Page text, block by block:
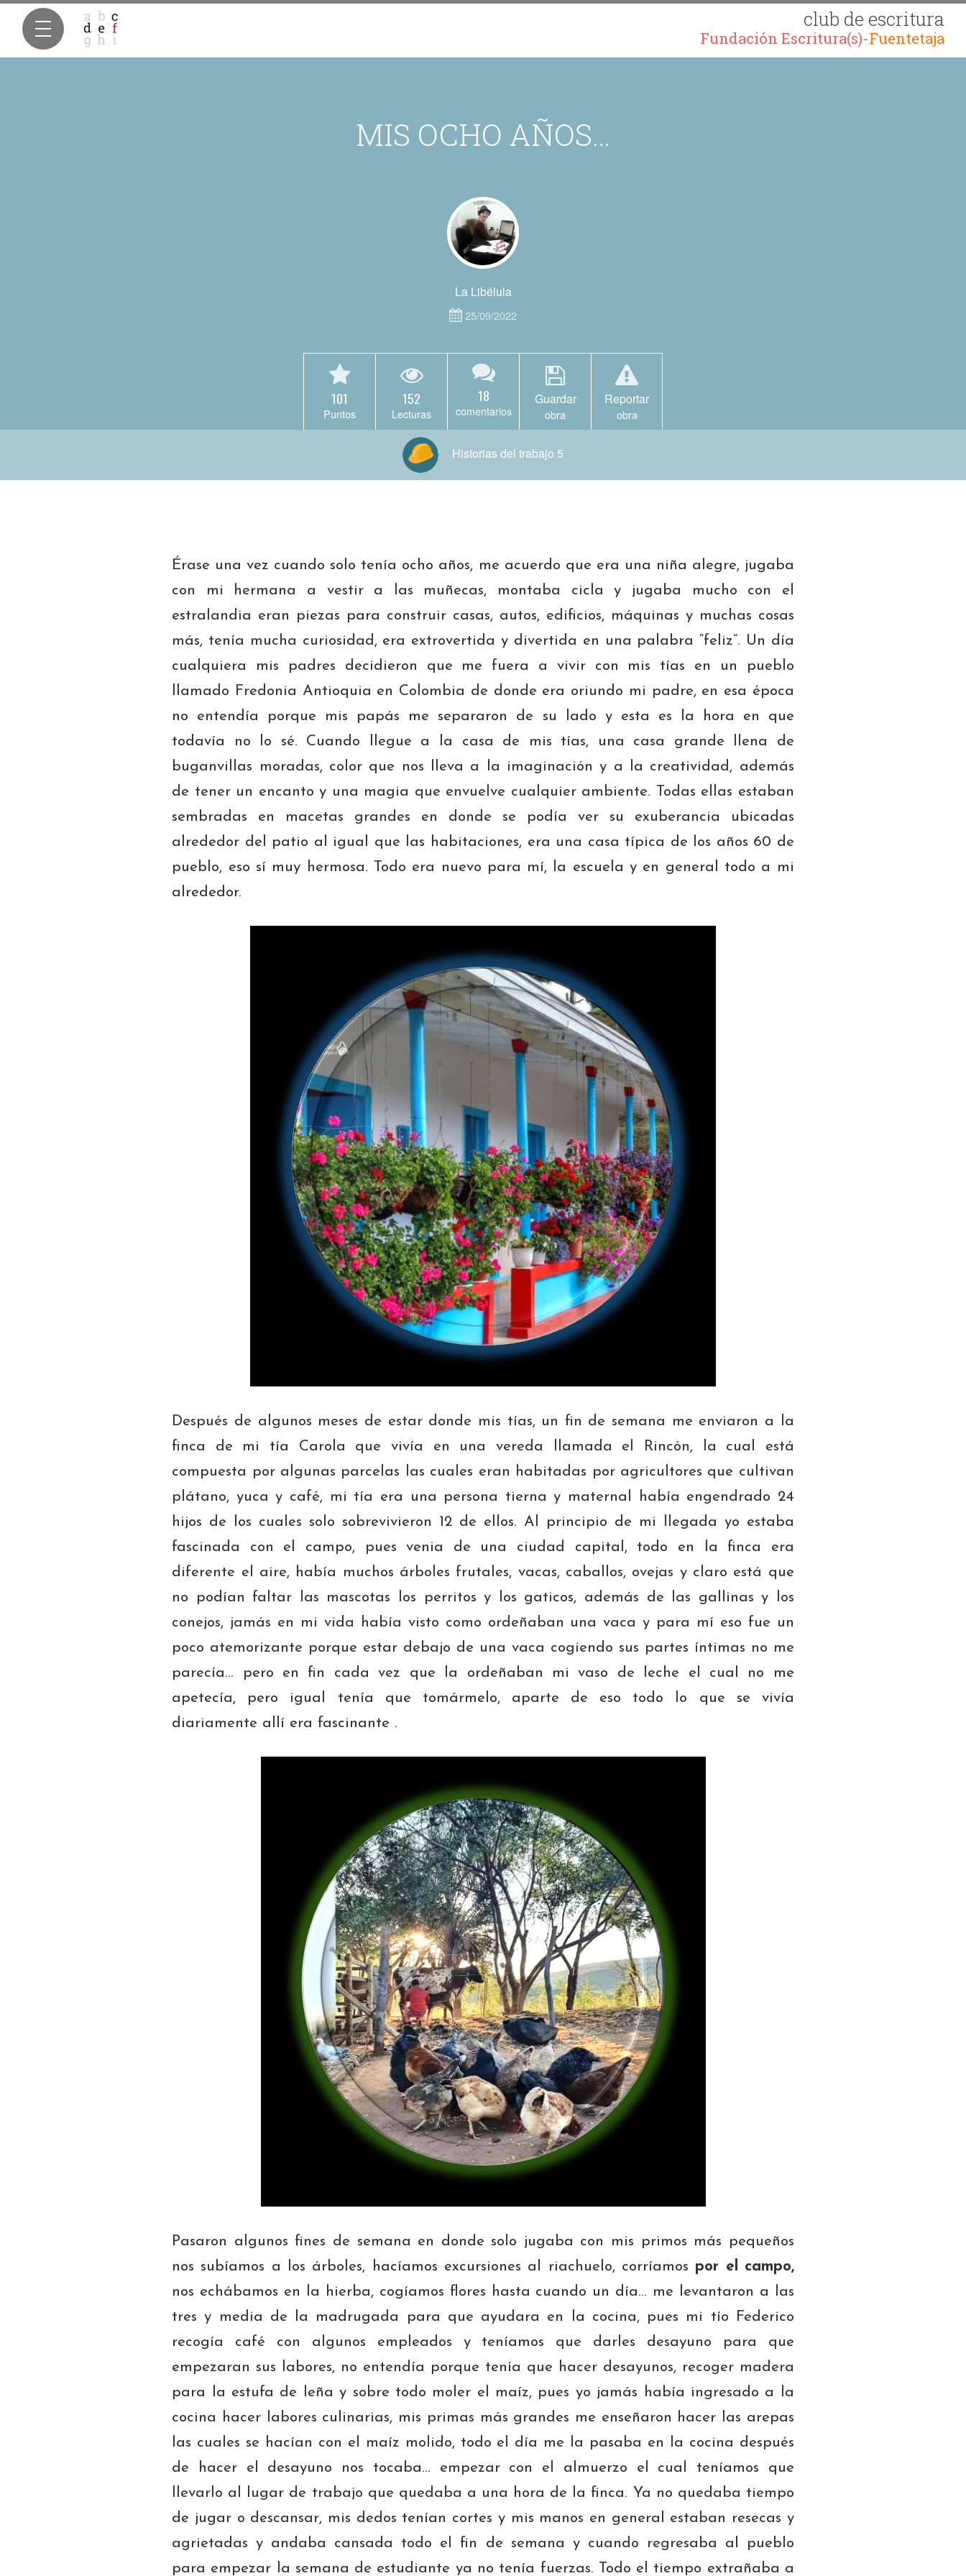
club de escritura
Fundación Escritura(s)-Fuentetaja
MIS OCHO AÑOS…
La Libélula
25/09/2022
101
Puntos
152
Lecturas
18
comentarios
Guardar
obra
Reportar
obra
Historias del trabajo 5
Érase una vez cuando solo tenía ocho años, me acuerdo que era una niña alegre, jugaba
con mi hermana a vestir a las muñecas, montaba cicla y jugaba mucho con el
estralandia eran piezas para construir casas, autos, edificios, máquinas y muchas cosas
más, tenía mucha curiosidad, era extrovertida y divertida en una palabra “feliz”. Un día
cualquiera mis padres decidieron que me fuera a vivir con mis tías en un pueblo
llamado Fredonia Antioquia en Colombia de donde era oriundo mi padre, en esa época
no entendía porque mis papás me separaron de su lado y esta es la hora en que
todavía no lo sé. Cuando llegue a la casa de mis tías, una casa grande llena de
buganvillas moradas, color que nos lleva a la imaginación y a la creatividad, además
de tener un encanto y una magia que envuelve cualquier ambiente. Todas ellas estaban
sembradas en macetas grandes en donde se podía ver su exuberancia ubicadas
alrededor del patio al igual que las habitaciones, era una casa típica de los años 60 de
pueblo, eso sí muy hermosa. Todo era nuevo para mí, la escuela y en general todo a mi
alrededor.
Después de algunos meses de estar donde mis tías, un fin de semana me enviaron a la
finca de mi tía Carola que vivía en una vereda llamada el Rincón, la cual está
compuesta por algunas parcelas las cuales eran habitadas por agricultores que cultivan
plátano, yuca y café, mi tía era una persona tierna y maternal había engendrado 24
hijos de los cuales solo sobrevivieron 12 de ellos. Al principio de mi llegada yo estaba
fascinada con el campo, pues venia de una ciudad capital, todo en la finca era
diferente el aire, había muchos árboles frutales, vacas, caballos, ovejas y claro está que
no podían faltar
las mascotas los perritos y los gaticos, además de las gallinas y los
conejos, jamás en mi vida había visto como ordeñaban una vaca y para mí eso fue un
poco atemorizante porque estar debajo de una vaca cogiendo sus partes íntimas no me
parecía… pero en fin cada vez que la ordeñaban mi vaso de leche el cual no me
apetecía, pero igual tenía que tomármelo, aparte de eso todo lo que se vivía
diariamente allí era fascinante .
Pasaron algunos fines de semana en donde solo jugaba con mis primos más pequeños
nos subíamos a los árboles, hacíamos excursiones al riachuelo, corríamos por el campo,
nos echábamos en la hierba, cogíamos flores hasta cuando un día… me levantaron a las
tres y media de la madrugada para que ayudara en la cocina, pues mi tío Federico
recogía café con algunos empleados y teníamos que darles desayuno para que
empezaran sus labores, no entendía porque tenía que hacer desayunos, recoger madera
para la estufa de leña y sobre todo moler el maíz, pues yo jamás había ingresado a la
cocina hacer labores culinarias, mis primas más grandes me enseñaron hacer las arepas
las cuales se hacían con el maíz molido, todo el día me la pasaba en la cocina después
de hacer el desayuno nos tocaba… empezar con el almuerzo el cual teníamos que
llevarlo al lugar de trabajo que quedaba a una hora de la finca. Ya no quedaba tiempo
de jugar o descansar, mis dedos tenían cortes y mis manos en general estaban resecas y
agrietadas y andaba cansada todo el fin de semana y cuando regresaba al pueblo
para empezar la semana de estudiante ya no tenía fuerzas. Todo el tiempo extrañaba a